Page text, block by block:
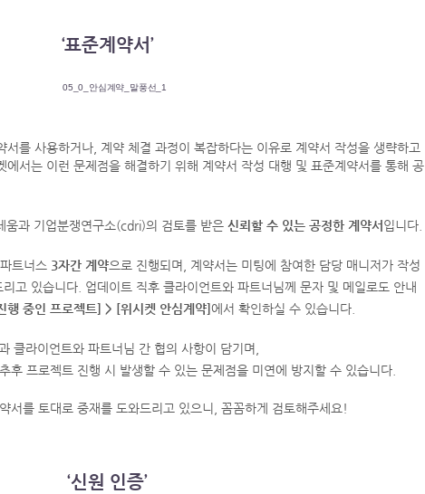
‘표준계약서’
를 사용하거나, 계약 체결 과정이 복잡하다는 이유로 계약서 작성을 생략하고
에서는 이런 문제점을 해결하기 위해 계약서 작성 대행 및 표준계약서를 통해 공
움과 기업분쟁연구소(cdri)의 검토를 받은 신뢰할 수 있는 공정한 계약서입니다.
트너스 3자간 계약으로 진행되며, 계약서는 미팅에 참여한 담당 매니저가 작성
고 있습니다. 업데이트 직후 클라이언트와 파트너님께 문자 및 메일로도 안내
행 중인 프로젝트] > [위시켓 안심계약]에서 확인하실 수 있습니다.
클라이언트와 파트너님 간 협의 사항이 담기며,
후 프로젝트 진행 시 발생할 수 있는 문제점을 미연에 방지할 수 있습니다.
서를 토대로 중재를 도와드리고 있으니, 꼼꼼하게 검토해주세요!
‘신원 인증’